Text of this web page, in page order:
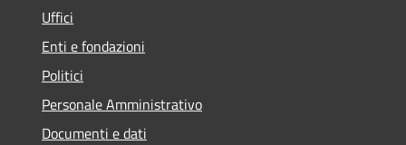
Uffici
Enti e fondazioni
Politici
Personale Amministrativo
Documenti e dati